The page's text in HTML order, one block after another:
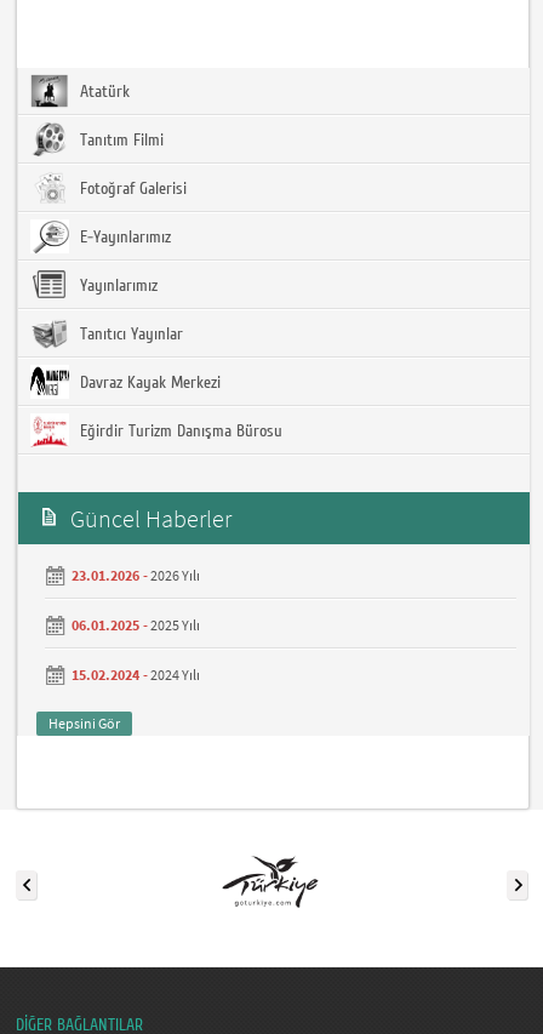
Atatürk
Tanıtım Filmi
Fotoğraf Galerisi
E-Yayınlarımız
Yayınlarımız
Tanıtıcı Yayınlar
Davraz Kayak Merkezi
Eğirdir Turizm Danışma Bürosu
Güncel Haberler
23.01.2026 -2026 Yılı
06.01.2025 -2025 Yılı
15.02.2024 -2024 Yılı
Hepsini Gör
DİĞER BAĞLANTILAR